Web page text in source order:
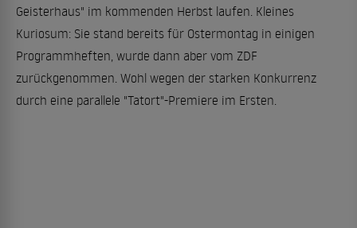
Geisterhaus" im kommenden Herbst laufen. Kleines
Kuriosum: Sie stand bereits für Ostermontag in einigen
Programmheften, wurde dann aber vom ZDF
zurückgenommen. Wohl wegen der starken Konkurrenz
durch eine parallele "Tatort"-Premiere im Ersten.